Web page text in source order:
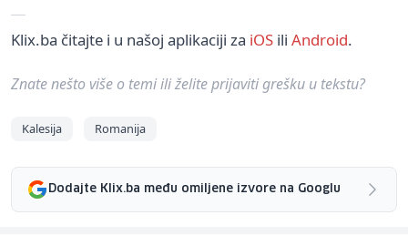
Klix.ba čitajte i u našoj aplikaciji za iOS ili Android.
Znate nešto više o temi ili želite prijaviti grešku u tekstu?
Kalesija Romanija
Dodajte Klix.ba među omiljene izvore na Googlu